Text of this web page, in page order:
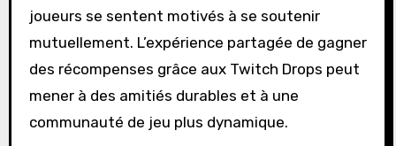
joueurs se sentent motivés à se soutenir
mutuellement. L’expérience partagée de gagner
des récompenses grâce aux Twitch Drops peut
mener à des amitiés durables et à une
communauté de jeu plus dynamique.